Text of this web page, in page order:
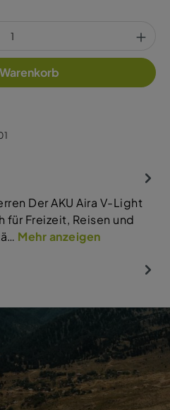
Der AKU Aira V-Light
für Freizeit, Reisen und
Mehr anzeigen